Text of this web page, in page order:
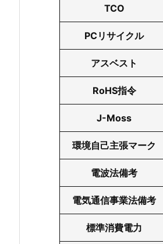
TCO
PCリサイクル
アスベスト
RoHS指令
J-Moss
環境自己主張マーク
電波法備考
電気通信事業法備考
標準消費電力